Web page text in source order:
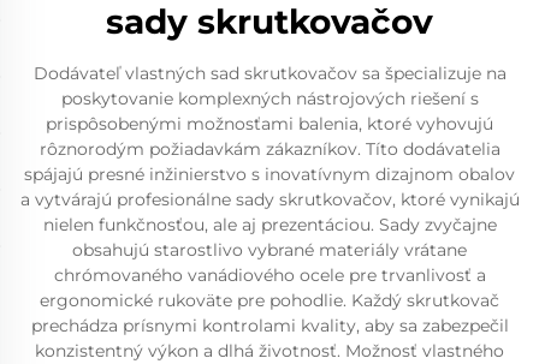
sady skrutkovačov
Dodávateľ vlastných sad skrutkovačov sa špecializuje na
poskytovanie komplexných nástrojových riešení s
prispôsobenými možnosťami balenia, ktoré vyhovujú
rôznorodým požiadavkám zákazníkov. Títo dodávatelia
spájajú presné inžinierstvo s inovatívnym dizajnom obalov
a vytvárajú profesionálne sady skrutkovačov, ktoré vynikajú
nielen funkčnosťou, ale aj prezentáciou. Sady zvyčajne
obsahujú starostlivo vybrané materiály vrátane
chrómovaného vanádiového ocele pre trvanlivosť a
ergonomické rukoväte pre pohodlie. Každý skrutkovač
prechádza prísnymi kontrolami kvality, aby sa zabezpečil
konzistentný výkon a dlhá životnosť. Možnosť vlastného